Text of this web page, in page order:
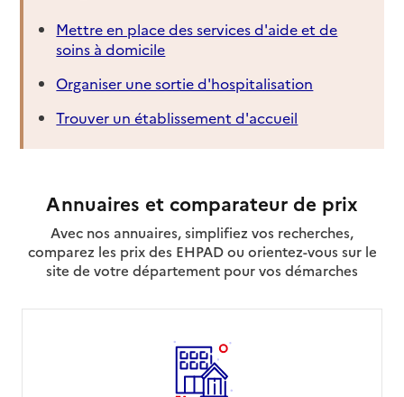
Mettre en place des services d'aide et de
soins à domicile
Organiser une sortie d'hospitalisation
Trouver un établissement d'accueil
Annuaires et comparateur de prix
Avec nos annuaires, simplifiez vos recherches,
comparez les prix des EHPAD ou orientez-vous sur le
site de votre département pour vos démarches